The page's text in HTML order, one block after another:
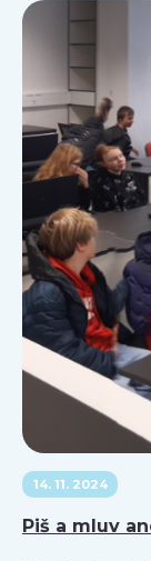
14. 11. 2024
Piš a mluv